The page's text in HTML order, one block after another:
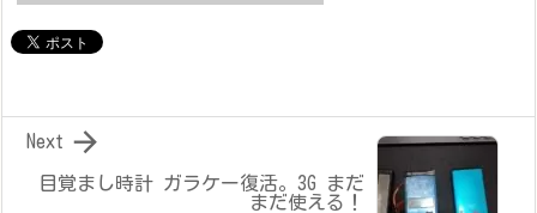
目覚まし時計 ガラケー復活。3G まだ
まだ使える！

Next